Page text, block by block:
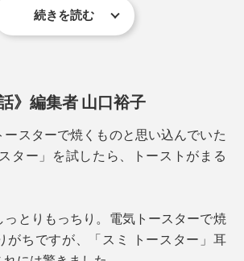
ンも、日にちが経った食パンも、でき
に変えてしまう魔法のプレート。あな
重宝。
洗剤と柔らかいスポンジで洗うだけ
素加工済みなので、食材がくっつく
まま放っておいたとしても、錆びる
現社長の趣味が高じて、バーベキュー
続きを読む
》編集者 山口裕子
スターで焼くものと思い込んでいた
ター」を試したら、トーストがまる
とりもっちり。電気トースターで焼
がちですが、「スミ トースター」耳